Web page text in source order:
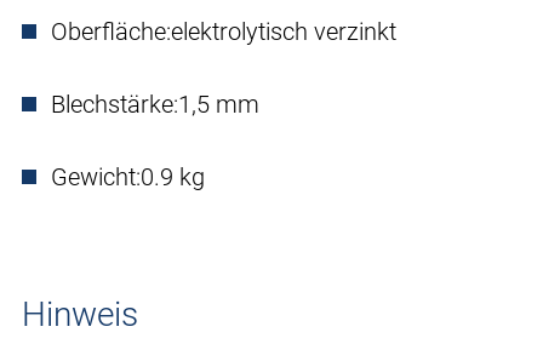
Oberfläche:elektrolytisch verzinkt
Blechstärke:1,5 mm
Gewicht:0.9 kg
Hinweis